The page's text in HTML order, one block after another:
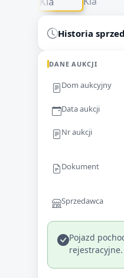
Historia
DANE AUKCJI
Dom aukcyjny
Data aukcji
Nr aukcji
Dokument
Sprzedawca
Pojazd
rejestracyjne.